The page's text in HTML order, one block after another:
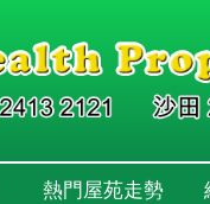
熱門屋苑走勢